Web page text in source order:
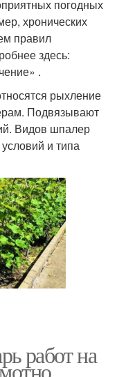
погодных
хронических
правил
здесь:
.
рыхление
Подвязывают
Видов шпалер
и типа
работ на